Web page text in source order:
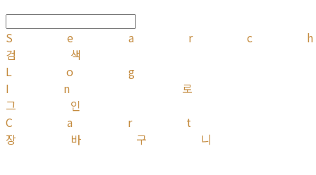
검색
Log
In
로
그인
Cart
장바구니